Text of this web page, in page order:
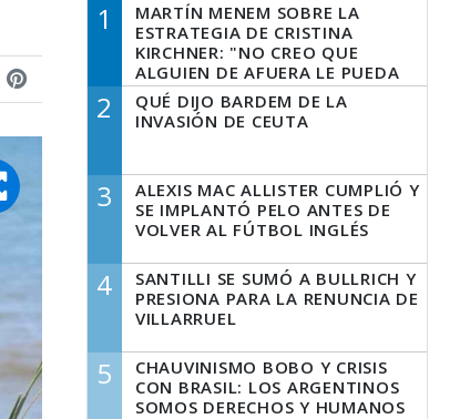
1
MARTÍN MENEM SOBRE LA
ESTRATEGIA DE CRISTINA
KIRCHNER: "NO CREO QUE
ALGUIEN DE AFUERA LE PUEDA
DECIR A LA JUSTICIA LO QUE
TIENE QUE HACER"
2
QUÉ DIJO BARDEM DE LA
INVASIÓN DE CEUTA
3
ALEXIS MAC ALLISTER CUMPLIÓ Y
SE IMPLANTÓ PELO ANTES DE
VOLVER AL FÚTBOL INGLÉS
4
SANTILLI SE SUMÓ A BULLRICH Y
PRESIONA PARA LA RENUNCIA DE
VILLARRUEL
5
CHAUVINISMO BOBO Y CRISIS
CON BRASIL: LOS ARGENTINOS
SOMOS DERECHOS Y HUMANOS